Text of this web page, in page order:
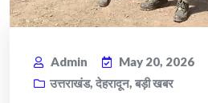
Admin
May 20, 2026
उत्तराखंड, देहरादून, बड़ी खबर